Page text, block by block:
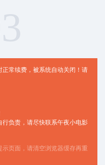
常续费，被系统自动关闭！请
负责，请尽快联系午夜小电影
页面，请清空浏览器缓存再重